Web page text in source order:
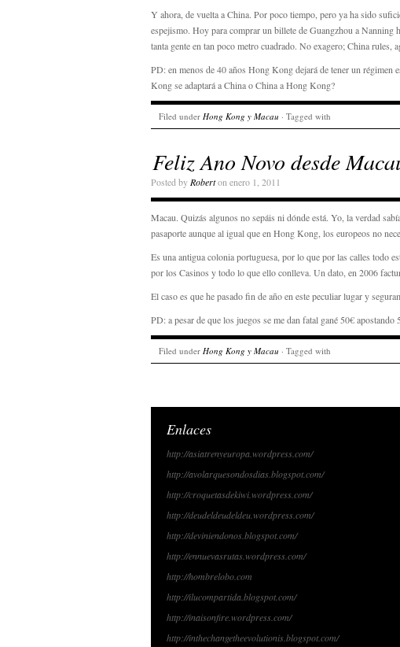
Y ahora, de vuelta a China. Por poco tiempo, pero ya ha sido
espejismo. Hoy para comprar un billete de Guangzhou a Nanning
tanta gente en tan poco metro cuadrado. No exagero; China rules,
PD: en menos de 40 años Hong Kong dejará de tener un
Kong se adaptará a China o China a Hong Kong?
Filed under Hong Kong y Macau · Tagged with
Feliz Ano Novo desde
Posted by Roberton enero 1, 2011
Macau. Quizás algunos no sepáis ni dónde está. Yo, la verdad
pasaporte aunque al igual que en Hong Kong, los europeos no
Es una antigua colonia portuguesa, por lo que por las calles todo
por los Casinos y todo lo que ello conlleva. Un dato, en 2006
El caso es que he pasado fin de año en este peculiar lugar y
PD: a pesar de que los juegos se me dan fatal gané 50€
Filed under Hong Kong y Macau · Tagged with
Enlaces
http://asiatrenyeuropa.wordpress.com/
http://avolarquesondosdias.blogspot.com/
http://croquetasdekiwi.wordpress.com/
http://deudeldeudeldeu.wordpress.com/
http://deviniendonos.blogspot.com/
http://ennuevasrutas.wordpress.com/
http://hombrelobo.com
http://ilucompartida.blogspot.com/
http://inaisonfire.wordpress.com/
http://inthechangetheevolutionis.blogspot.com/